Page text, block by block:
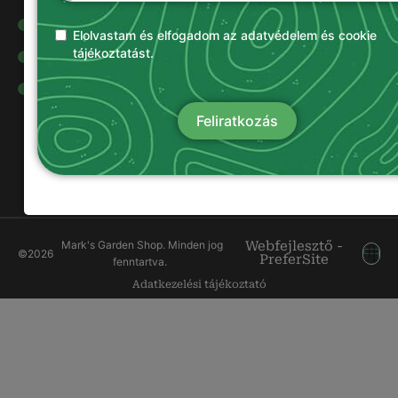
kenőanyagok
Damilok
Munkavédelmi
ruházat
©2026
Mark's Garden Shop. Minden jog
fenntartva.
Webfejlesztő -
PreferSite
Adatkezelési tájékoztató
Elolvastam és elfogadom az adatvédelem és cookie
tájékoztatást.
Feliratkozás